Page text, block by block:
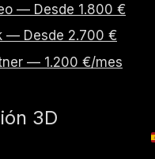
— Desde 1.800 €
— Desde 2.700 €
— 1.200 €/mes
3D